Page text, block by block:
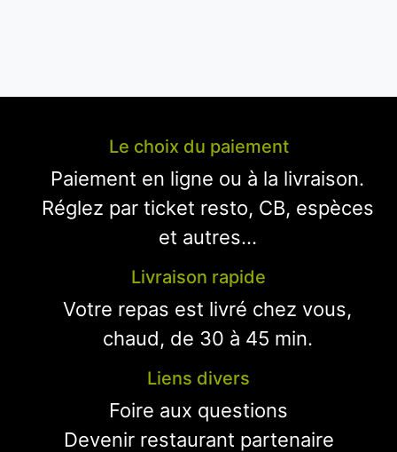
Le choix du paiement
Paiement en ligne ou à la livraison.
Réglez par ticket resto, CB, espèces
et autres...
Livraison rapide
Votre repas est livré chez vous,
chaud, de 30 à 45 min.
Liens divers
Foire aux questions
Devenir restaurant partenaire